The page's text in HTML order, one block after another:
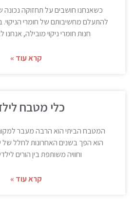
כשאנחנו חושבים על תחזוקה
להתעלם מחשיבותם של חומרי הניקוי.
חנות חומרי ניקוי מובילה,
קרא עוד »
כלי מטבח
המטבח הביתי הוא הרבה מעבר
הוא הפך בשנים האחרונות לחלל של
וחוויה משותפת בין הורים
קרא עוד »